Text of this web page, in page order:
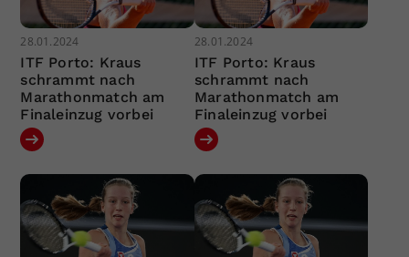
28.01.2024
ITF Porto: Kraus
schrammt nach
Marathonmatch am
Finaleinzug vorbei
28.01.2024
ITF Porto: Kraus
schrammt nach
Marathonmatch am
Finaleinzug vorbei